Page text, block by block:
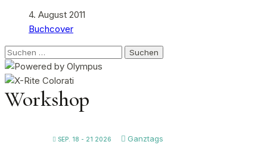
4. August 2011
Buchcover
Suchen
nach:
Workshop
SEP. 18 - 21 2026
Ganztags